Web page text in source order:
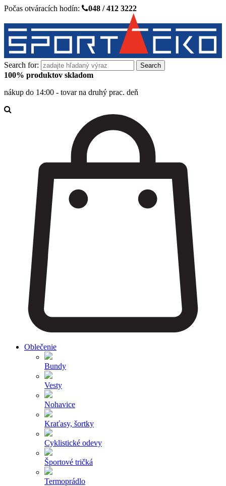
Počas otváracích hodín: 048 / 412 3222
Search for:
100% produktov skladom
nákup do 14:00 - tovar na druhý prac. deň
Oblečenie
Bundy
Vesty
Nohavice
Kraťasy, šortky
Cyklistické odevy
Športové tričká
Termoprádlo